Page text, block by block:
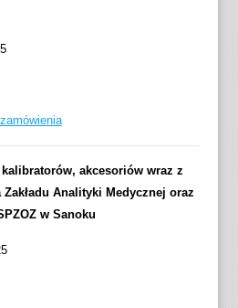
akcesoriów wraz z
Analityki Medycznej oraz
w Sanoku